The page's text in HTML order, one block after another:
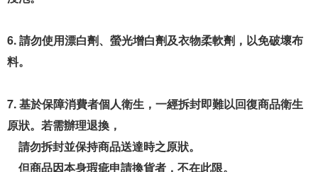
6. 請勿使用漂白劑、螢光增白劑及衣物柔軟劑，以免破壞布
料。
7. 基於保障消費者個人衛生，一經拆封即難以回復商品衛生
原狀。若需辦理退換，
請勿拆封並保持商品送達時之原狀。
但商品因本身瑕疵申請換貨者，不在此限。